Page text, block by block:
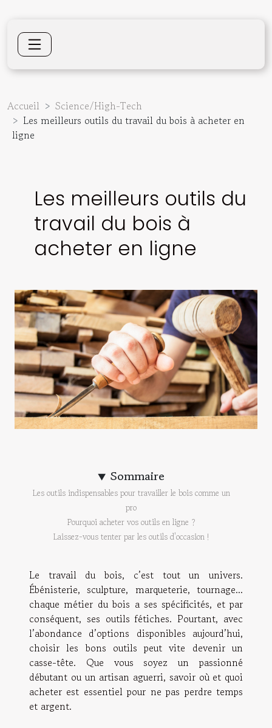
Accueil
Science/High-Tech
Les meilleurs outils du travail du bois à acheter en
ligne
Les meilleurs outils du
travail du bois à
acheter en ligne
Sommaire
Les outils indispensables pour travailler le bois comme un
pro
Pourquoi acheter vos outils en ligne ?
Laissez-vous tenter par les outils d'occasion !
Le travail du bois, c’est tout un univers.
Ébénisterie, sculpture, marqueterie, tournage...
chaque métier du bois a ses spécificités, et par
conséquent, ses outils fétiches. Pourtant, avec
l’abondance d’options disponibles aujourd’hui,
choisir les bons outils peut vite devenir un
casse-tête. Que vous soyez un passionné
débutant ou un artisan aguerri, savoir où et quoi
acheter est essentiel pour ne pas perdre temps
et argent.